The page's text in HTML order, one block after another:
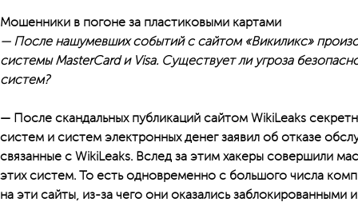
Мошенники в погоне за пластиковыми картами
— После нашумевших событий с сайтом «Викиликс»
системы MasterCard и Visa. Существует ли угроза
систем?
— После скандальных публикаций сайтом WikiLeaks
систем и систем электронных денег заявил об отказе
связанные с WikiLeaks. Вслед за этим хакеры совершили
этих систем. То есть одновременно с большого числа
на эти сайты, из-за чего они оказались заблокированными